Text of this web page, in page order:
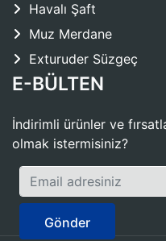
Havalı Şaft
Muz Merdane
Exturuder Süzgeç
E-BÜLTEN
İndirimli ürünler ve
olmak istermisiniz?
Gönder